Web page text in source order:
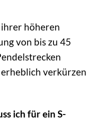
ihrer höheren
von bis zu 45
erheblich verkürzen
ich für ein S-